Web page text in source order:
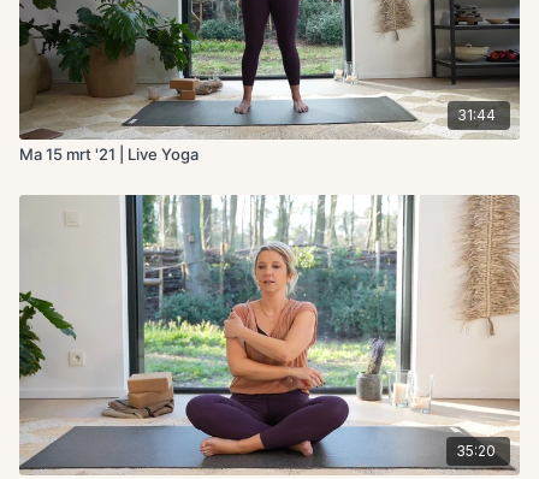
31:44
Ma 15 mrt '21 | Live Yoga
35:20